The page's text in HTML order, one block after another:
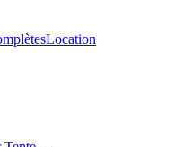
Location